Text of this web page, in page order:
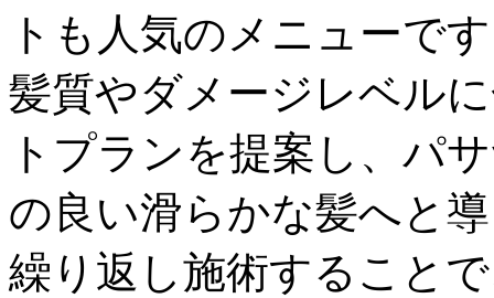
トも人気のメニューで
髪質やダメージレベル
トプランを提案し、パ
の良い滑らかな髪へと
繰り返し施術すること